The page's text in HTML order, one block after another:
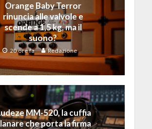
Orange Baby Terror
rinuncia alle valvole e
scende a 1,5 kg, ma il
suono?
20 ore fa Redazione
MM-520, la cuffia
che porta la firma